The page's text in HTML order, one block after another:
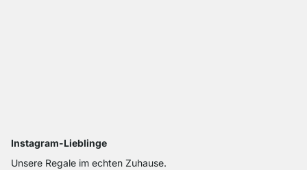
Instagram-Lieblinge
Unsere Regale im echten Zuhause.